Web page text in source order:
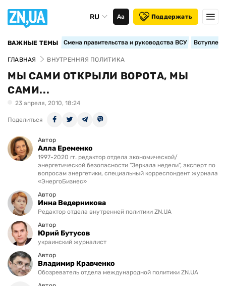
RU Аа Поддержать
ВАЖНЫЕ ТЕМЫ Смена правительства и руководства ВСУ
ГЛАВНАЯ ВНУТРЕННЯЯ ПОЛИТИКА
МЫ САМИ ОТКРЫЛИ ВОРОТА, МЫ
САМИ...
23 апреля, 2010, 18:24
Поделиться
Автор
Алла Еременко
1997-2020 гг. редактор отдела экономической/
энергетической безопасности "Зеркала недели", эксперт по
вопросам энергетики, специальный корреспондент журнала
«ЭнергоБизнес»
Автор
Инна Ведерникова
Редактор отдела внутренней политики ZN.UA
Автор
Юрий Бутусов
украинский журналист
Автор
Владимир Кравченко
Обозреватель отдела международной политики ZN.UA